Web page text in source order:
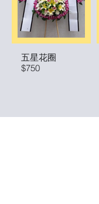
五星花圈
$750